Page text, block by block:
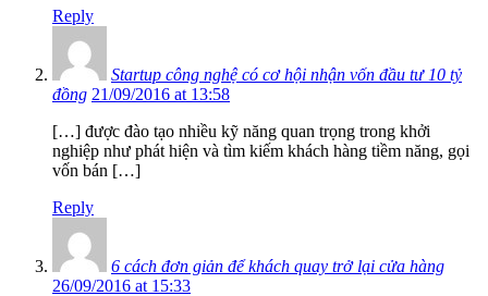
Reply
Startup công nghệ có cơ hội nhận vốn đầu tư 10 tỷ
đồng 21/09/2016 at 13:58
[…] được đào tạo nhiều kỹ năng quan trọng trong khởi
nghiệp như phát hiện và tìm kiếm khách hàng tiềm năng, gọi
vốn bán […]
Reply
6 cách đơn giản để khách quay trở lại cửa hàng
26/09/2016 at 15:33